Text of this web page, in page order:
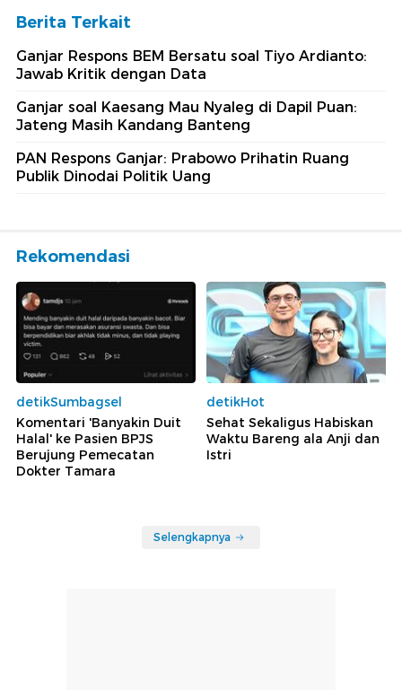
Berita Terkait
Ganjar Respons BEM Bersatu soal Tiyo Ardianto:
Jawab Kritik dengan Data
Ganjar soal Kaesang Mau Nyaleg di Dapil Puan:
Jateng Masih Kandang Banteng
PAN Respons Ganjar: Prabowo Prihatin Ruang
Publik Dinodai Politik Uang
Rekomendasi
detikSumbagsel
Komentari 'Banyakin Duit
Halal' ke Pasien BPJS
Berujung Pemecatan
Dokter Tamara
detikHot
Sehat Sekaligus Habiskan
Waktu Bareng ala Anji dan
Istri
Selengkapnya